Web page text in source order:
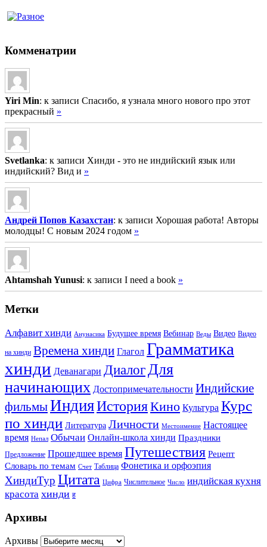
Комменатрии
Yiri Min: к записи Спасибо, я узнала много нового про этот
прекрасный »
Svetlanka: к записи Хинди - это не индийский язык или
индийский? Вид и »
Андрей Попов Казахстан: к записи Хорошая работа! Авторы
молодцы! С новым 2024 годом »
Ahtamshah Yunusi: к записи I need a book »
Метки
Алфавит хинди Анунасика Будущее время Вебинар Веды Видео Видео
на хинди Времена хинди Глагол Грамматика
хинди Деванагари Диалог Для
начинающих Достопримечательности Индийские
фильмыИндияИсторияКино Культура Курс
по хинди Литература Личности Местоимение Настоящее
время Непал Обычаи Онлайн-школа хинди Праздники
Предложение Прошедшее время Путешествия Рецепт
Словарь по темам Счет Таблица Фонетика и орфоэпия
ХиндиТур Цитата Цифра Числительное Число индийская кухня
красота хинди ह
Архивы
Архивы